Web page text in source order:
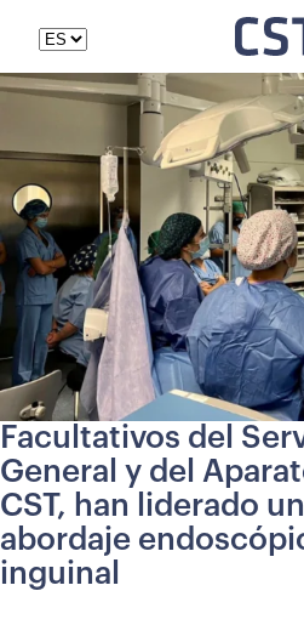
Facultativos del
General y del
CST, han liderado
abordaje
inguinal